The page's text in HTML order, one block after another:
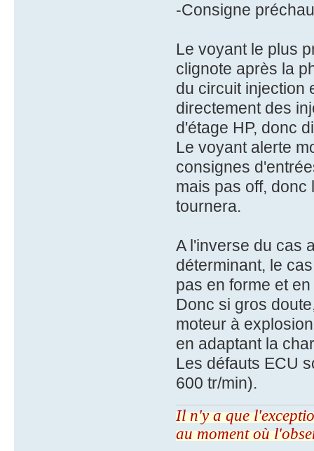
-Consigne
Le voyant le plus
clignote après la
du circuit injection
directement des
d'étage HP, donc
Le voyant alerte
consignes
mais pas off, donc
tournera.
A l'inverse du cas
déterminant, le
pas en forme et
Donc si gros
moteur à
en adaptant la
Les défauts ECU
600 tr/min).
Il n'y a que
au moment où